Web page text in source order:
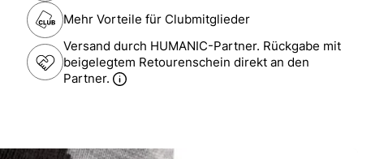
Mehr Vorteile für Clubmitglieder
Versand durch HUMANIC-Partner. Rückgabe mit
beigelegtem Retourenschein direkt an den
Partner.